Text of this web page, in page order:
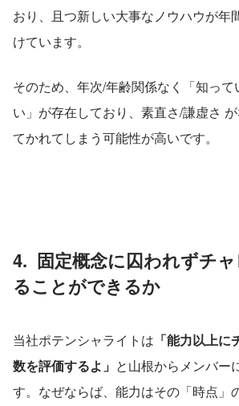
おり、且つ新しい大事なノウハウが年
けています。
そのため、年次/年齢関係なく「知っ
い」が存在しており、素直さ/謙虚さ
てかれてしまう可能性が高いです。
4.  固定概念に囚われずチ
ることができるか
当社ポテンシャライトは 「能力以上
数を評価するよ」 と山根からメンバー
す。なぜならば、能力はその「時点」